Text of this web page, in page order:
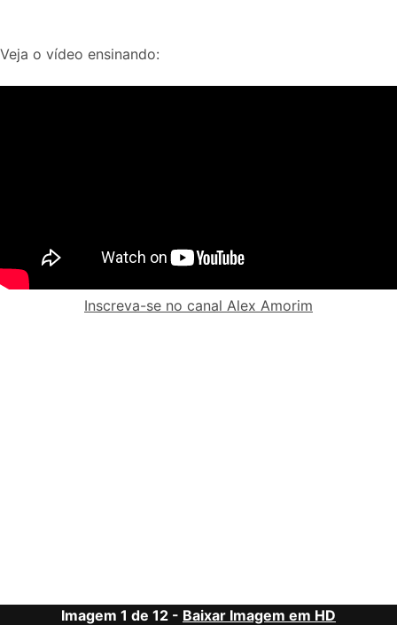
Veja o vídeo ensinando:
Inscreva-se no canal Alex Amorim
Imagem 1 de 12 - Baixar Imagem em HD